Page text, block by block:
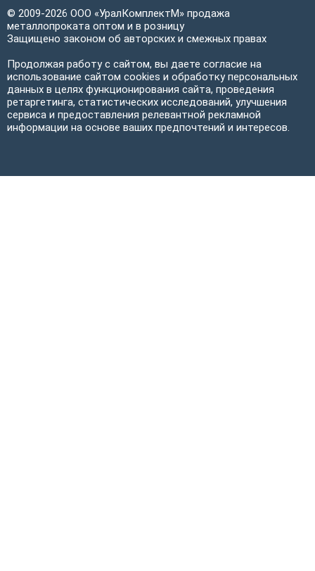
© 2009-2026 ООО «УралКомплектМ» продажа
металлопроката оптом и в розницу
Защищено законом об авторских и смежных правах
Продолжая работу с сайтом, вы даете согласие на
использование сайтом cookies и обработку персональных
данных в целях функционирования сайта, проведения
ретаргетинга, статистических исследований, улучшения
сервиса и предоставления релевантной рекламной
информации на основе ваших предпочтений и интересов.